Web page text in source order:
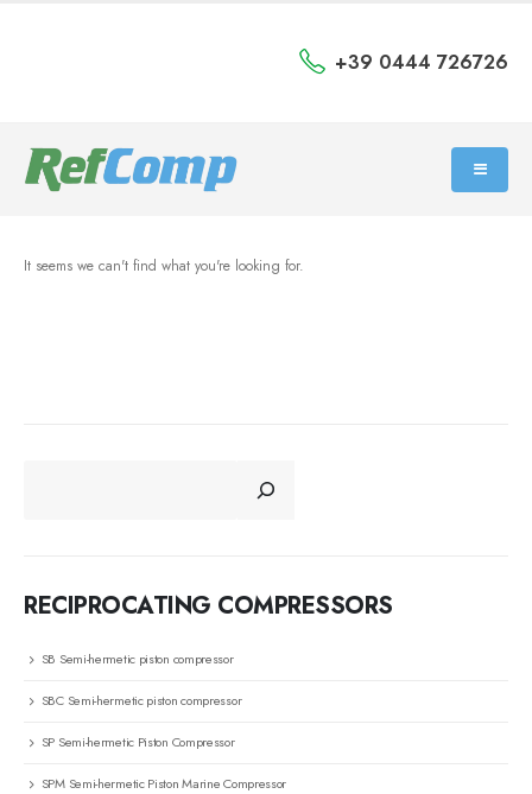
+39 0444 726726
It seems we can't find what you're looking for.
RECIPROCATING COMPRESSORS
SB Semi-hermetic piston compressor
SBC Semi-hermetic piston compressor
SP Semi-hermetic Piston Compressor
SPM Semi-hermetic Piston Marine Compressor